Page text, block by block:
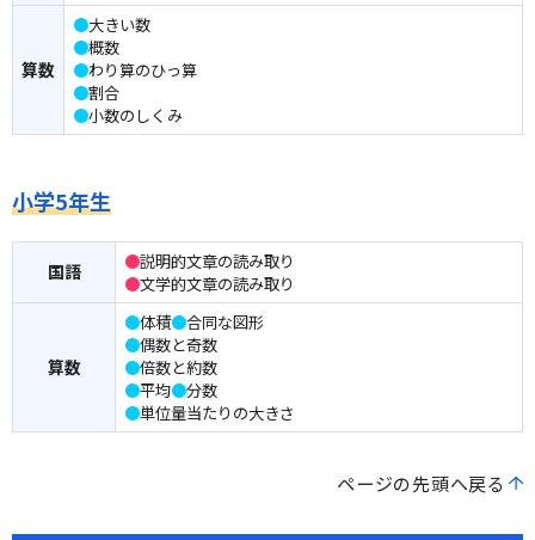
算数
●大きい数
●概数
●わり算のひっ算
●割合
●小数のしくみ
小学5年生
国語 ●説明的文章の読み取り
●文学的文章の読み取り
算数
●体積●合同な図形
●偶数と奇数
●倍数と約数
●平均●分数
●単位量当たりの大きさ
ページの先頭へ戻る